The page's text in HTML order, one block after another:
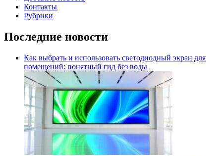
Контакты
Рубрики
Последние новости
Как выбрать и использовать светодиодный экран для
помещений: понятный гид без воды